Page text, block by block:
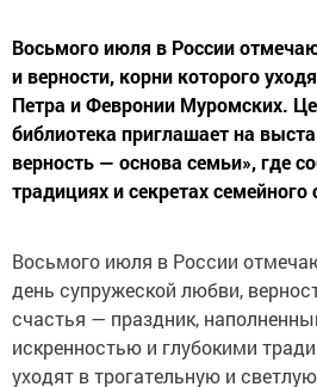
Восьмого июля в России
и верности, корни которого
Петра и Февронии Муромских.
библиотека приглашает на
верность — основа семьи», где
традициях и секретах семейного
Восьмого июля в России
день супружеской любви,
счастья — праздник,
искренностью и глубокими
уходят в трогательную и